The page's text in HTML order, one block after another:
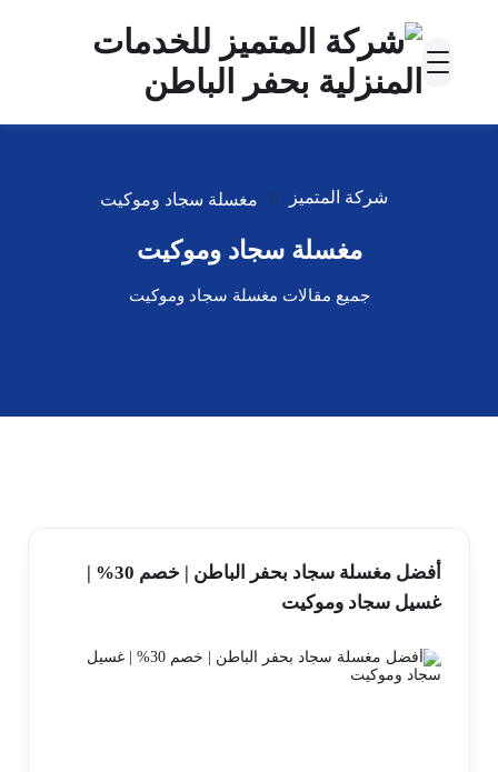
شركة المتميز مغسلة سجاد وموكيت
مغسلة سجاد وموكيت
جميع مقالات مغسلة سجاد وموكيت
أفضل مغسلة سجاد بحفر الباطن | خصم 30% |
غسيل سجاد وموكيت